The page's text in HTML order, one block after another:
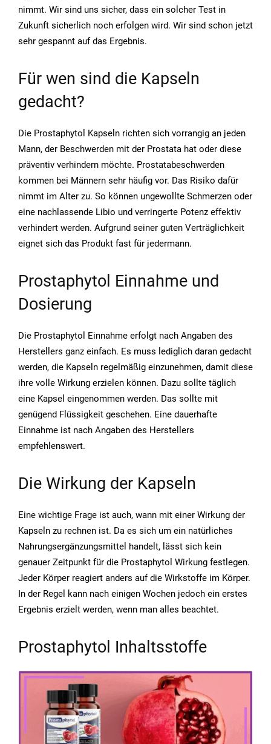
nimmt. Wir sind uns sicher, dass ein solcher Test in
Zukunft sicherlich noch erfolgen wird. Wir sind schon jetzt
sehr gespannt auf das Ergebnis.
Für wen sind die Kapseln
gedacht?
Die Prostaphytol Kapseln richten sich vorrangig an jeden
Mann, der Beschwerden mit der Prostata hat oder diese
präventiv verhindern möchte. Prostatabeschwerden
kommen bei Männern sehr häufig vor. Das Risiko dafür
nimmt im Alter zu. So können ungewollte Schmerzen oder
eine nachlassende Libio und verringerte Potenz effektiv
verhindert werden. Aufgrund seiner guten Verträglichkeit
eignet sich das Produkt fast für jedermann.
Prostaphytol Einnahme und
Dosierung
Die Prostaphytol Einnahme erfolgt nach Angaben des
Herstellers ganz einfach. Es muss lediglich daran gedacht
werden, die Kapseln regelmäßig einzunehmen, damit diese
ihre volle Wirkung erzielen können. Dazu sollte täglich
eine Kapsel eingenommen werden. Das sollte mit
genügend Flüssigkeit geschehen. Eine dauerhafte
Einnahme ist nach Angaben des Herstellers
empfehlenswert.
Die Wirkung der Kapseln
Eine wichtige Frage ist auch, wann mit einer Wirkung der
Kapseln zu rechnen ist. Da es sich um ein natürliches
Nahrungsergänzungsmittel handelt, lässt sich kein
genauer Zeitpunkt für die Prostaphytol Wirkung festlegen.
Jeder Körper reagiert anders auf die Wirkstoffe im Körper.
In der Regel kann nach einigen Wochen jedoch ein erstes
Ergebnis erzielt werden, wenn man alles beachtet.
Prostaphytol Inhaltsstoffe